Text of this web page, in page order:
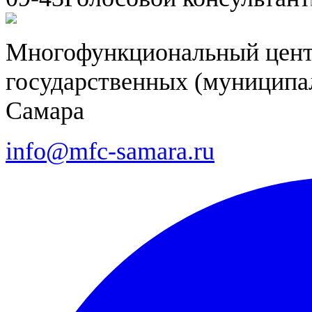
Многофункциональный
государственных
Самара
info@mfc-samara.ru